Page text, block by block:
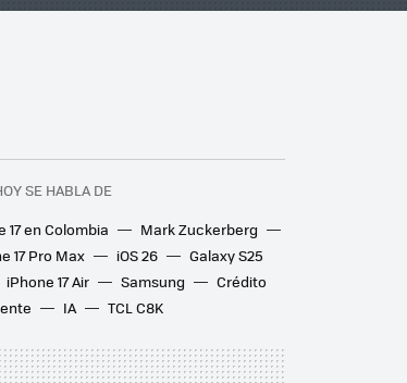
SE HABLA DE
17 en Colombia
Mark Zuckerberg
17 Pro Max
iOS 26
Galaxy S25
iPhone 17 Air Samsung
Crédito
IA TCL C8K